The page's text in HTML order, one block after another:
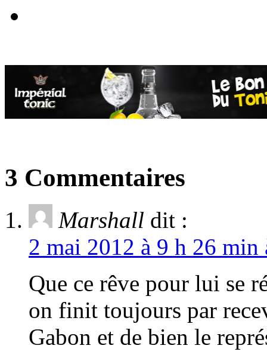
3 Commentaires
Marshall dit :
2 mai 2012 à 9 h 26 min
Que ce rêve pour lui se
on finit toujours par
Gabon et de bien le